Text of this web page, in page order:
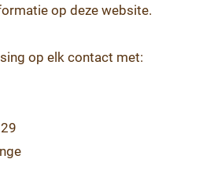
op deze website.
op elk contact met: